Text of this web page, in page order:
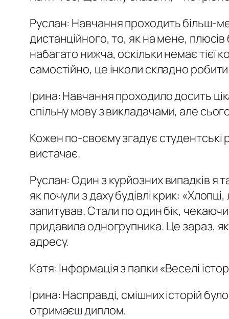
Руслан: Навчання проходить більш-
дистанційного, то, як на мене,
набагато нижча, оскільки немає тієї
самостійно, це інколи складно
Ірина: Навчання проходило досить
спільну мову з викладачами, але
Кожен по-своєму згадує студентські
вистачає.
Руслан: Один з курйозних випадків я
як почули з даху будівлі крик:
запитував. Стали по один бік,
придавила одногрупника. Це зараз,
адресу.
Катя: Інформація з папки «Веселі
Ірина: Насправді, смішних історій
отримаєш диплом.